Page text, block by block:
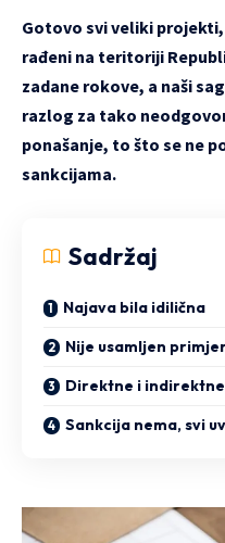
Gotovo svi veliki
rađeni na teritoriji
zadane rokove, a naši
razlog za tako
ponašanje, to što se ne
sankcijama.
Sadržaj
Najava bila idilična
Nije usamljen
Direktne i
Sankcija nema, svi